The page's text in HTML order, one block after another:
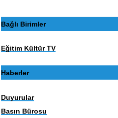
Bağlı Birimler
Eğitim Kültür TV
Haberler
Duyurular
Basın Bürosu